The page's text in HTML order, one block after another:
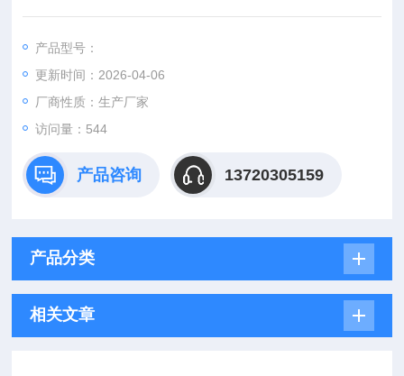
产品型号：
更新时间：2026-04-06
厂商性质：生产厂家
访问量：544
产品咨询 13720305159
产品分类
相关文章